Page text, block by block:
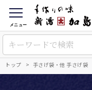
メニュー
トップ 手さげ袋・他 手さげ袋